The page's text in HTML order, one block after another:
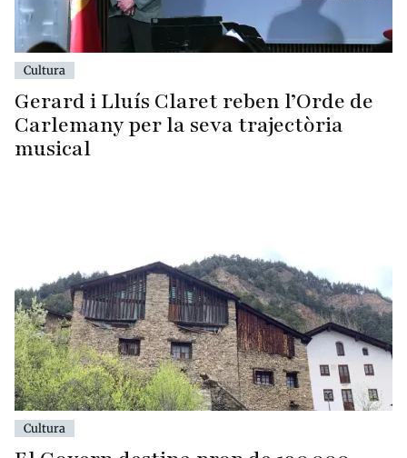
Cultura
Gerard i Lluís Claret reben l’Orde de
Carlemany per la seva trajectòria
musical
Cultura